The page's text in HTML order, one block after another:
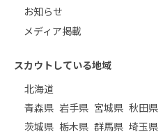
お知らせ
メディア掲載
スカウトしている地域
北海道
青森県 岩手県 宮城県 秋田県
茨城県 栃木県 群馬県 埼玉県